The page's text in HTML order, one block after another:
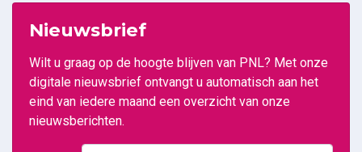
Nieuwsbrief
Wilt u graag op de hoogte blijven van PNL? Met onze
digitale nieuwsbrief ontvangt u automatisch aan het
eind van iedere maand een overzicht van onze
nieuwsberichten.